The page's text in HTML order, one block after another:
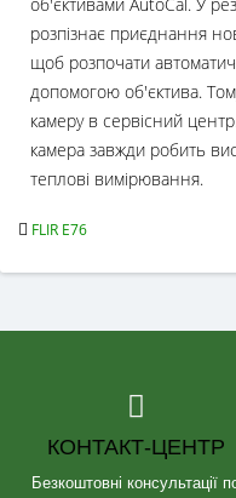
розпізнає приєднання
щоб розпочати
допомогою об'єктива.
камеру в сервісний
камера завжди робить
теплові вимірювання.
FLIR E76
КОНТАКТ-ЦЕНТР
Безкоштовні консультації